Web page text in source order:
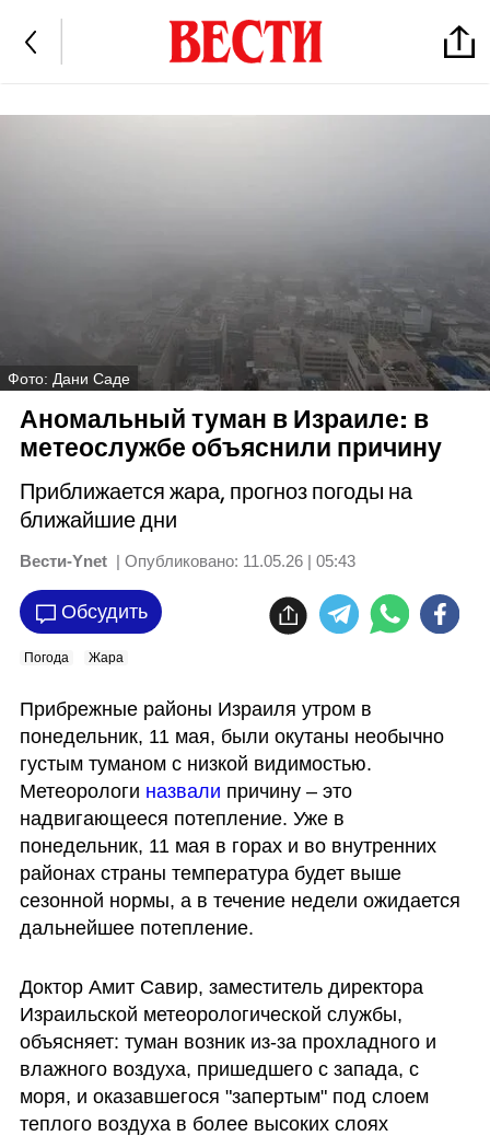
Фото: Дани Саде
Аномальный туман в Израиле: в
метеослужбе объяснили причину
Приближается жара, прогноз погоды на
ближайшие дни
Вести-Ynet | Опубликовано: 11.05.26 | 05:43
Обсудить
Погода Жара
Прибрежные районы Израиля утром в
понедельник, 11 мая, были окутаны необычно
густым туманом с низкой видимостью.
Метеорологи назвали причину – это
надвигающееся потепление. Уже в
понедельник, 11 мая в горах и во внутренних
районах страны температура будет выше
сезонной нормы, а в течение недели ожидается
дальнейшее потепление.
Доктор Амит Савир, заместитель директора
Израильской метеорологической службы,
объясняет: туман возник из-за прохладного и
влажного воздуха, пришедшего с запада, с
моря, и оказавшегося "запертым" под слоем
теплого воздуха в более высоких слоях